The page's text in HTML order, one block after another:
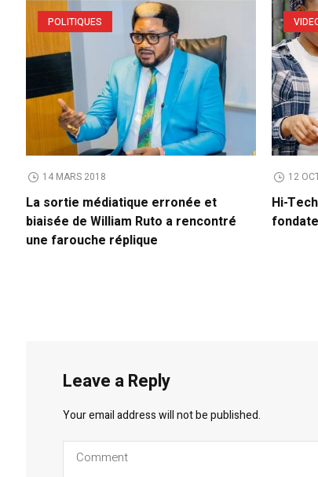
POLITIQUES
14 MARS 2018
La sortie médiatique erronée et
biaisée de William Ruto a rencontré
une farouche réplique
12
Hi-
Leave a Reply
Your email address will not be published.